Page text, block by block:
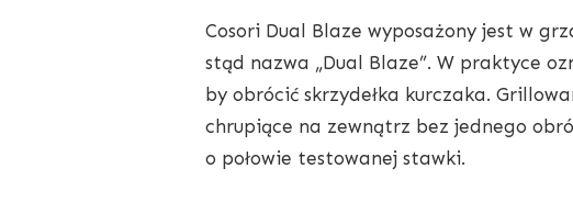
Cosori Dual Blaze wyposażony jest w
stąd nazwa „Dual Blaze”. W praktyce
by obrócić skrzydełka kurczaka.
chrupiące na zewnątrz bez jednego
o połowie testowanej stawki.